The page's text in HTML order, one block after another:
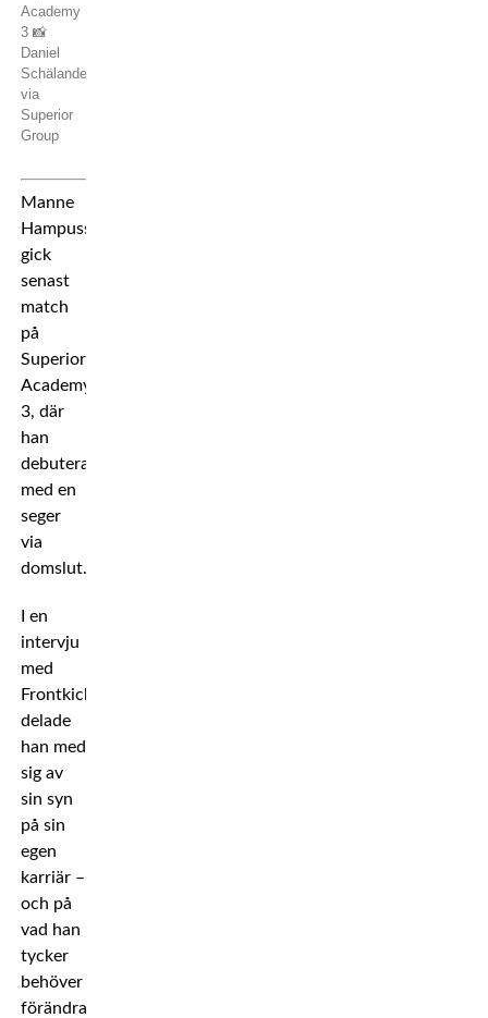
Academy
3 📸
Daniel
Schälander
via
Superior
Group
Manne
Hampusson
gick
senast
match
på
Superior
Academy
3, där
han
debuterade
med en
seger
via
domslut.
I en
intervju
med
Frontkick
delade
han med
sig av
sin syn
på sin
egen
karriär –
och på
vad han
tycker
behöver
förändras